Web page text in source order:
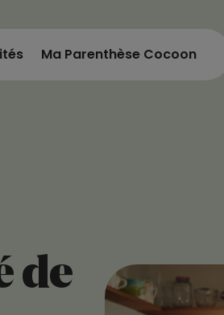
Ma Parenthèse Cocoon
de